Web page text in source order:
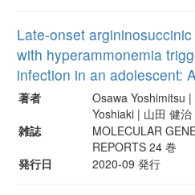
Late-onset
with hyperammonemia
infection in an adolescent:
著者
Osawa Yoshimitsu
Yoshiaki | 山田 健
雑誌
MOLECULAR
REPORTS 24 巻
発行日
2020-09 発行